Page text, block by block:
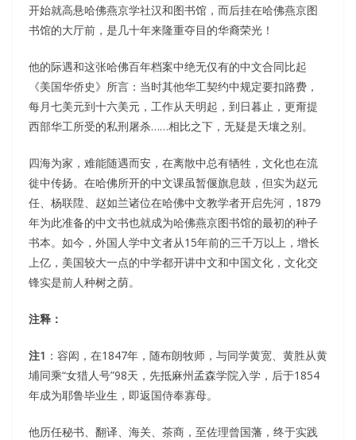
开始就高悬哈佛燕京学社汉和图书馆，而后挂在哈佛燕京图
书馆的大厅前，是几十年来隆重夺目的华裔荣光！
他的际遇和这张哈佛百年档案中绝无仅有的中文合同比起
《美国华侨史》所言：当时其他华工契约中规定要扣路费，
每月七美元到十六美元，工作从天明起，到日暮止，更甭提
西部华工所受的私刑屠杀……相比之下，无疑是天壤之别。
四海为家，难能随遇而安，在离散中总有牺牲，文化也在流
徙中传扬。在哈佛所开的中文课虽暂偃旗息鼓，但实为赵元
任、杨联陞、赵如兰诸位在哈佛中文教学者开启先河，1879
年为此准备的中文书也就成为哈佛燕京图书馆的最初的种子
书本。如今，外国人学中文者从15年前的三千万以上，增长
上亿，美国较大一点的中学都开讲中文和中国文化，文化交
锋实是前人种树之荫。
注释：
注1 ：容闳，在1847年，随布朗牧师，与同学黄宽、黄胜从黄
埔同乘“女猎人号”98天，先抵麻州孟森学院入学，后于1854
年成为耶鲁毕业生，即返国侍奉寡母。
他历任秘书、翻译、海关、茶商，至佐理曾国藩，终于实践